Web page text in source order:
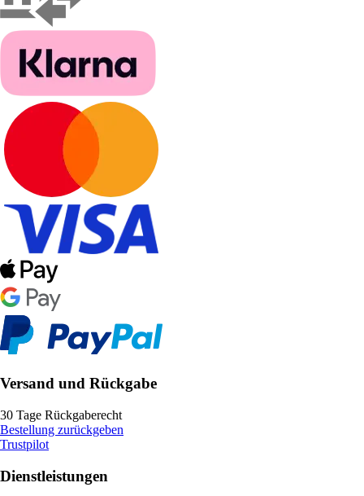
Versand und Rückgabe
30 Tage Rückgaberecht
Bestellung zurückgeben
Trustpilot
Dienstleistungen